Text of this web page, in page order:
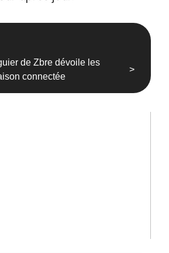
de Zbre dévoile les
connectée